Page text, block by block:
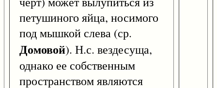
петушиного яйца, носимого
под мышкой слева (ср.
Домовой). Н.с. вездесуща,
однако ее собственным
пространством являются